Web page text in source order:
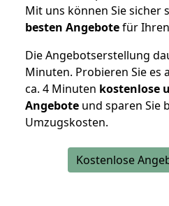
Mit uns können Sie sicher
besten Angebotefür
Die Angebotserstellung
Minuten. Probieren Sie es
ca. 4 Minuten kostenlose
Angebote und sparen Sie
Umzugskosten.
Kostenlose